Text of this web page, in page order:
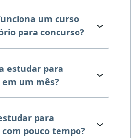
um curso
para concurso?
estudar para
um mês?
para
pouco tempo?